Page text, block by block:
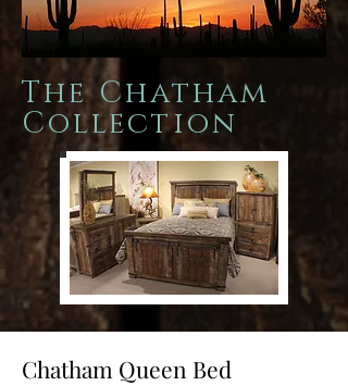
The Chatham
Collection
Chatham Queen Bed